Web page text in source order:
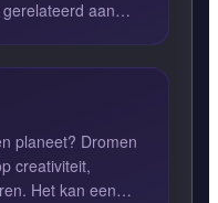
aan
Dromen
creativiteit,
Het kan een